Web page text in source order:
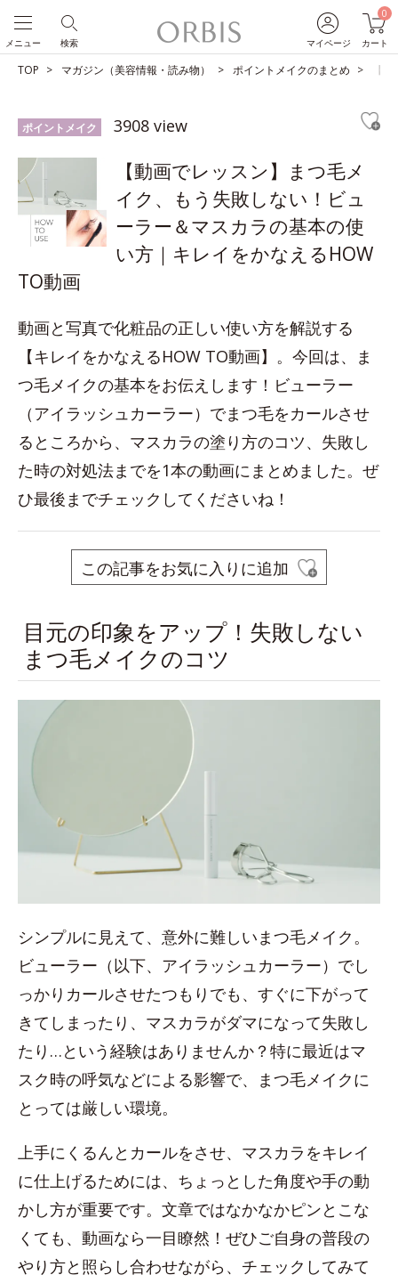
マイページ
0
カート
検索
メニュー
TOP マガジン（美容情報・読み物） ポイントメイクのまとめ 【
ポイントメイク 3908 view
【動画でレッスン】まつ毛メ
イク、もう失敗しない！ビュ
ーラー＆マスカラの基本の使
い方｜キレイをかなえるHOW
TO動画
動画と写真で化粧品の正しい使い方を解説する
【キレイをかなえるHOW TO動画】。今回は、ま
つ毛メイクの基本をお伝えします！ビューラー
（アイラッシュカーラー）でまつ毛をカールさせ
るところから、マスカラの塗り方のコツ、失敗し
た時の対処法までを1本の動画にまとめました。ぜ
ひ最後までチェックしてくださいね！
この記事をお気に入りに追加
目元の印象をアップ！失敗しない
まつ毛メイクのコツ
シンプルに見えて、意外に難しいまつ毛メイク。
ビューラー（以下、アイラッシュカーラー）でし
っかりカールさせたつもりでも、すぐに下がって
きてしまったり、マスカラがダマになって失敗し
たり…という経験はありませんか？特に最近はマ
スク時の呼気などによる影響で、まつ毛メイクに
とっては厳しい環境。
上手にくるんとカールをさせ、マスカラをキレイ
に仕上げるためには、ちょっとした角度や手の動
かし方が重要です。文章ではなかなかピンとこな
くても、動画なら一目瞭然！ぜひご自身の普段の
やり方と照らし合わせながら、チェックしてみて